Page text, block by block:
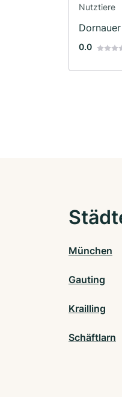
Nutztiere
0.0
München
Gauting
Krailling
Schäftlarn